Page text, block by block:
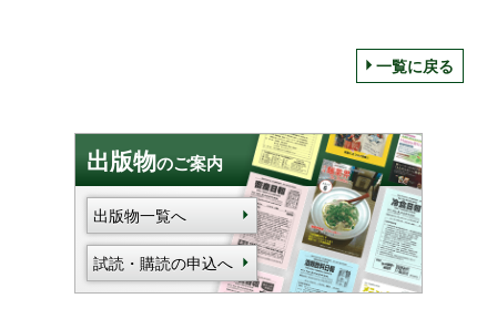
一覧に戻る
出版物のご案内
出版物一覧へ
試読・購読の申込へ